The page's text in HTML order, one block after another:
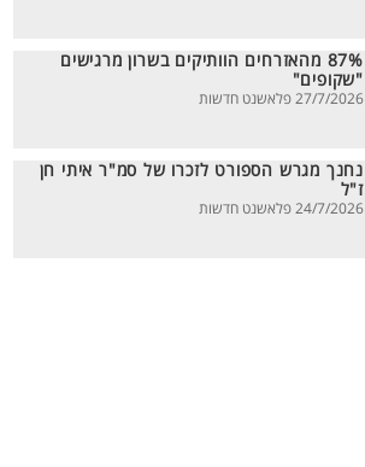
87% מהאזרחים הוותיקים בשרון מרגישים
"שקופים"
27/7/2026 פלאשנט חדשות
נחנך מגרש הספורט לזכרו של סמ"ר איתי חן
ז"ל
24/7/2026 פלאשנט חדשות